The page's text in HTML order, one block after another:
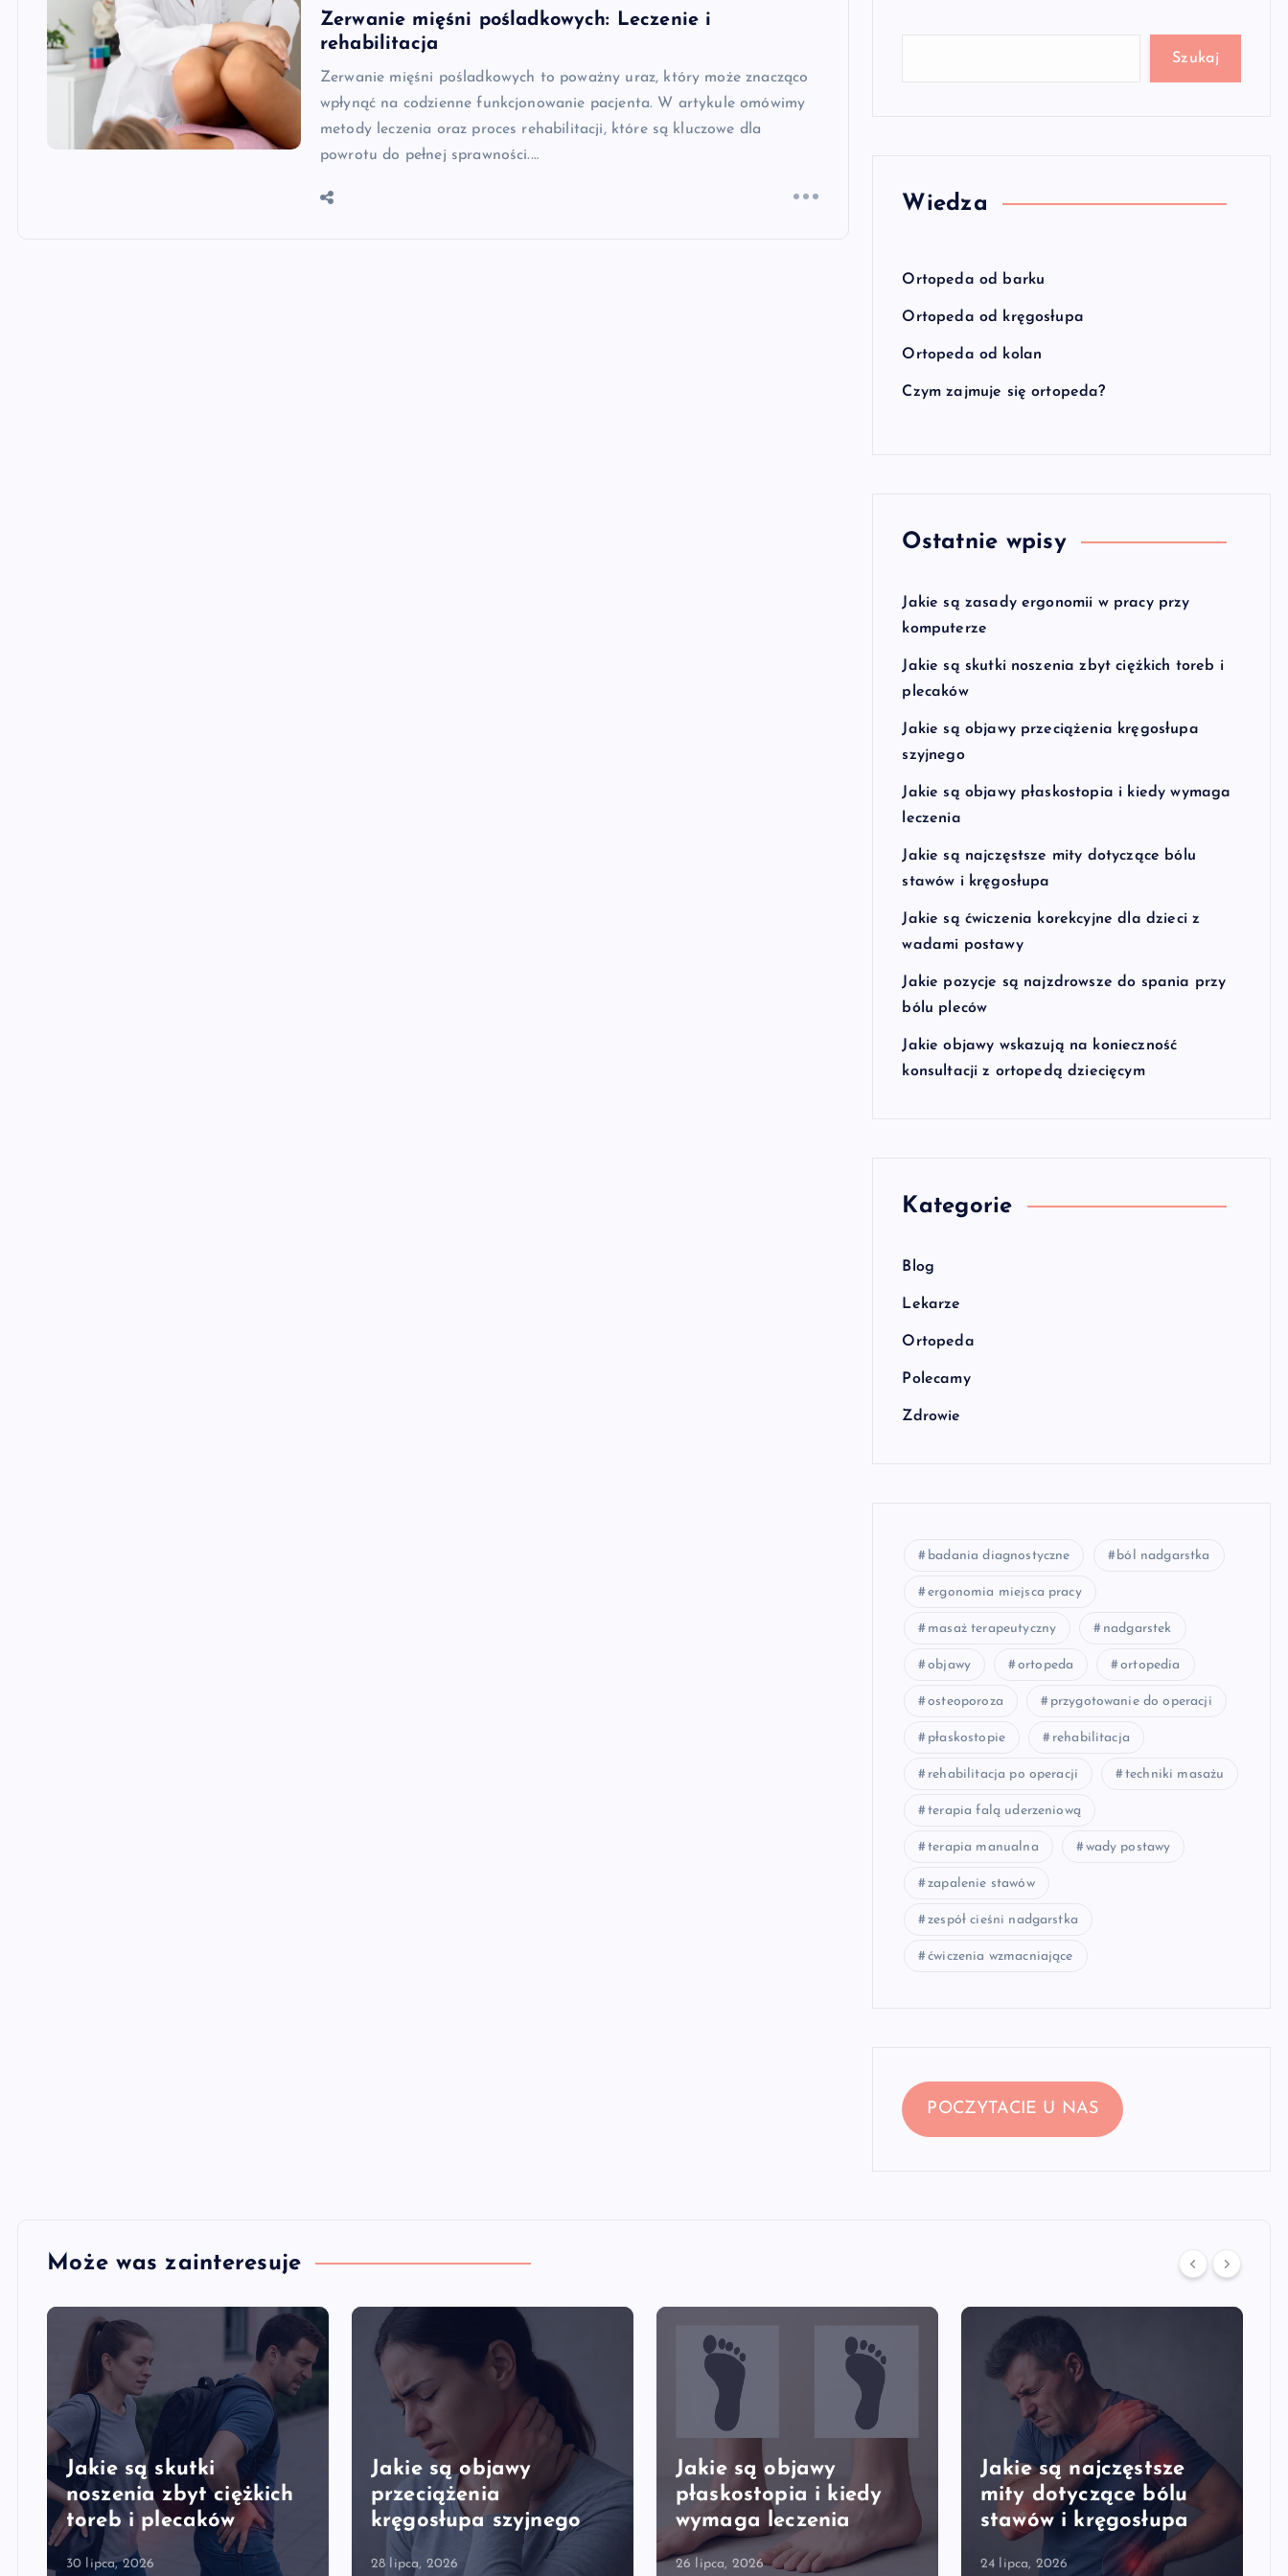
Zerwanie mięśni pośladkowych: Leczenie i
rehabilitacja
Zerwanie mięśni pośladkowych to poważny uraz, który może znacząco
wpłynąć na codzienne funkcjonowanie pacjenta. W artykule omówimy
metody leczenia oraz proces rehabilitacji, które są kluczowe dla
powrotu do pełnej sprawności.…
Szukaj
Wiedza
Ortopeda od barku
Ortopeda od kręgosłupa
Ortopeda od kolan
Czym zajmuje się ortopeda?
Ostatnie wpisy
Jakie są zasady ergonomii w pracy przy
komputerze
Jakie są skutki noszenia zbyt ciężkich toreb i
plecaków
Jakie są objawy przeciążenia kręgosłupa
szyjnego
Jakie są objawy płaskostopia i kiedy wymaga
leczenia
Jakie są najczęstsze mity dotyczące bólu
stawów i kręgosłupa
Jakie są ćwiczenia korekcyjne dla dzieci z
wadami postawy
Jakie pozycje są najzdrowsze do spania przy
bólu pleców
Jakie objawy wskazują na konieczność
konsultacji z ortopedą dziecięcym
Kategorie
Blog
Lekarze
Ortopeda
Polecamy
Zdrowie
badania diagnostyczne ból nadgarstka
ergonomia miejsca pracy
masaż terapeutyczny nadgarstek
objawy ortopeda ortopedia
osteoporoza przygotowanie do operacji
płaskostopie rehabilitacja
rehabilitacja po operacji techniki masażu
terapia falą uderzeniową
terapia manualna wady postawy
zapalenie stawów
zespół cieśni nadgarstka
ćwiczenia wzmacniające
POCZYTACIE U NAS
Może was zainteresuje
Jakie są skutki
noszenia zbyt ciężkich
toreb i plecaków
30 lipca, 2026
Jakie są objawy
przeciążenia
kręgosłupa szyjnego
28 lipca, 2026
Jakie są objawy
płaskostopia i kiedy
wymaga leczenia
26 lipca, 2026
Jakie są najczęstsze
mity dotyczące bólu
stawów i kręgosłupa
24 lipca, 2026